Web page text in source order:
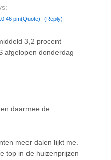
pm(Quote) (Reply)
3,2 procent
afgelopen donderdag
daarmee de
meer dalen lijkt me.
top in de huizenprijzen